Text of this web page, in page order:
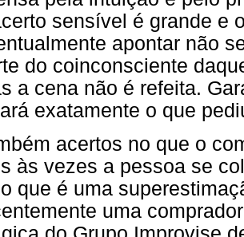
sensível é grande e
apontar não
do coinconsciente
a cena não é refeita.
exatamente o que
acertos no que o
às vezes a pessoa se
que é uma
uma